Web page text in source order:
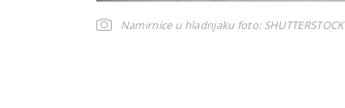
Namirnice u hladnjaku foto: SHUTTERSTOCK